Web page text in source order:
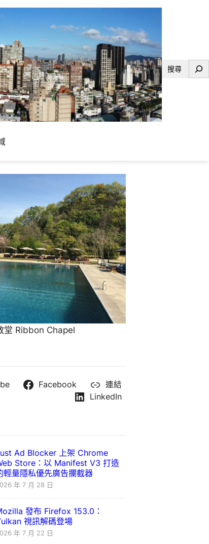
搜
堂 Ribbon Chapel
Facebook
連結
LinkedIn
Ad Blocker 上架 Chrome
Store：以 Manifest V3 打造
輕量隱私優先廣告攔截器
年 7 月 28 日
發布 Firefox 153.0：
視訊解碼登場
年 7 月 22 日